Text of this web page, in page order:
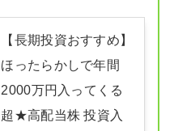
【長期投資おすすめ】
ほったらかしで年間
2000万円入ってくる
超★高配当株 投資入